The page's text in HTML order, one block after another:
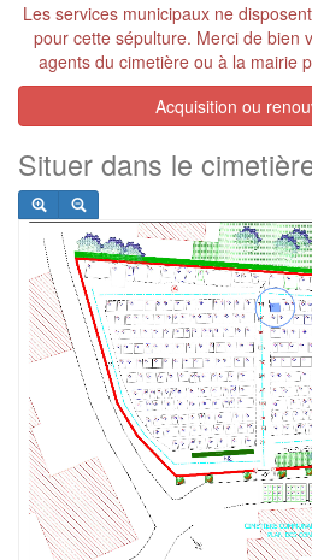
Les services municipaux ne
pour cette sépulture. Merci de bien
agents du cimetière ou à la mairie
Acquisition ou
Situer dans le